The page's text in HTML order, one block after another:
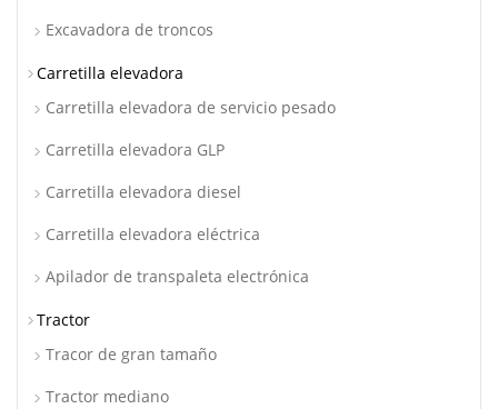
Excavadora de troncos
Carretilla elevadora
Carretilla elevadora de servicio pesado
Carretilla elevadora GLP
Carretilla elevadora diesel
Carretilla elevadora eléctrica
Apilador de transpaleta electrónica
Tractor
Tracor de gran tamaño
Tractor mediano